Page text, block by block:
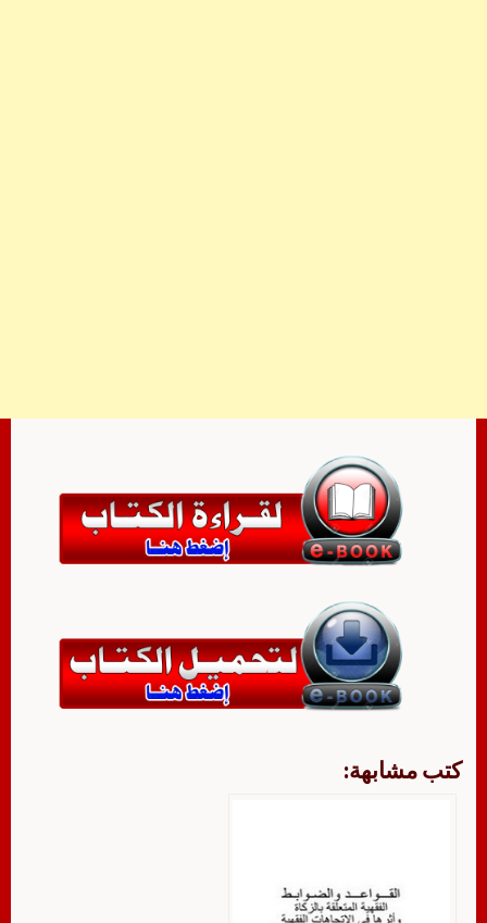
كتب مشابهة: